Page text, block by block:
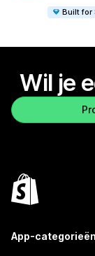
Built for
Wil je
App-categorieën